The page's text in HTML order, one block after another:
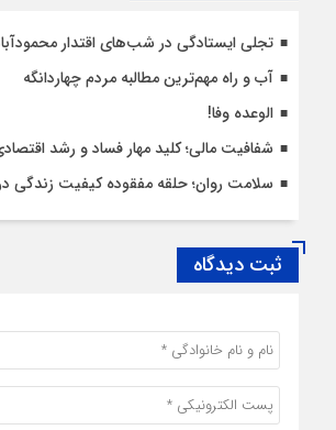
تجلی ایستادگی در شب‌های اقتدار
آب و راه مهم‌ترین مطالبه مردم چهاردانگه
الوعده وفا!
شفافیت مالی؛ کلید مهار فساد و رشد
سلامت روان؛ حلقه مفقوده کیفیت زندگی
ثبت دیدگاه